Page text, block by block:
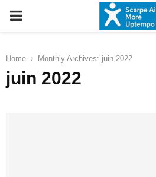
PRIMARY
Home Monthly Archives: juin 2022
juin 2022